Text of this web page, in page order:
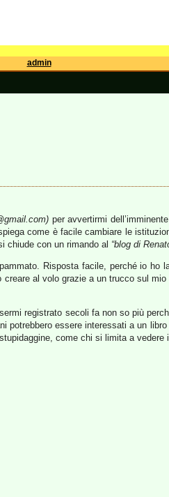
admin
per avvertirmi
come è facile cambiare le
chiude con un rimando al “blog di
Risposta facile, perché io ho
al volo grazie a un trucco sul
registrato secoli fa non so più
potrebbero essere interessati a un libro
come chi si limita a vedere